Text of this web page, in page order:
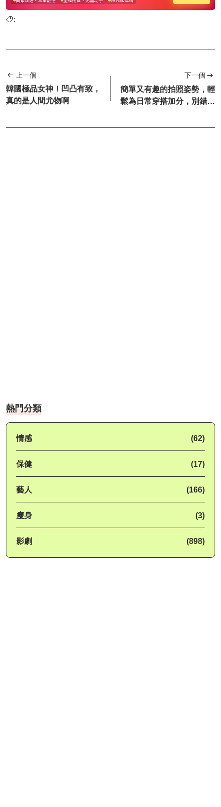
:
上一個
韓國極品女神！凹凸有致，
真的是人間尤物啊
下一個
簡單又有趣的拍照姿勢，輕
鬆為日常穿搭加分，別錯過
熱門分類
情感 (62)
保健 (17)
藝人 (166)
瘦身 (3)
影劇 (898)